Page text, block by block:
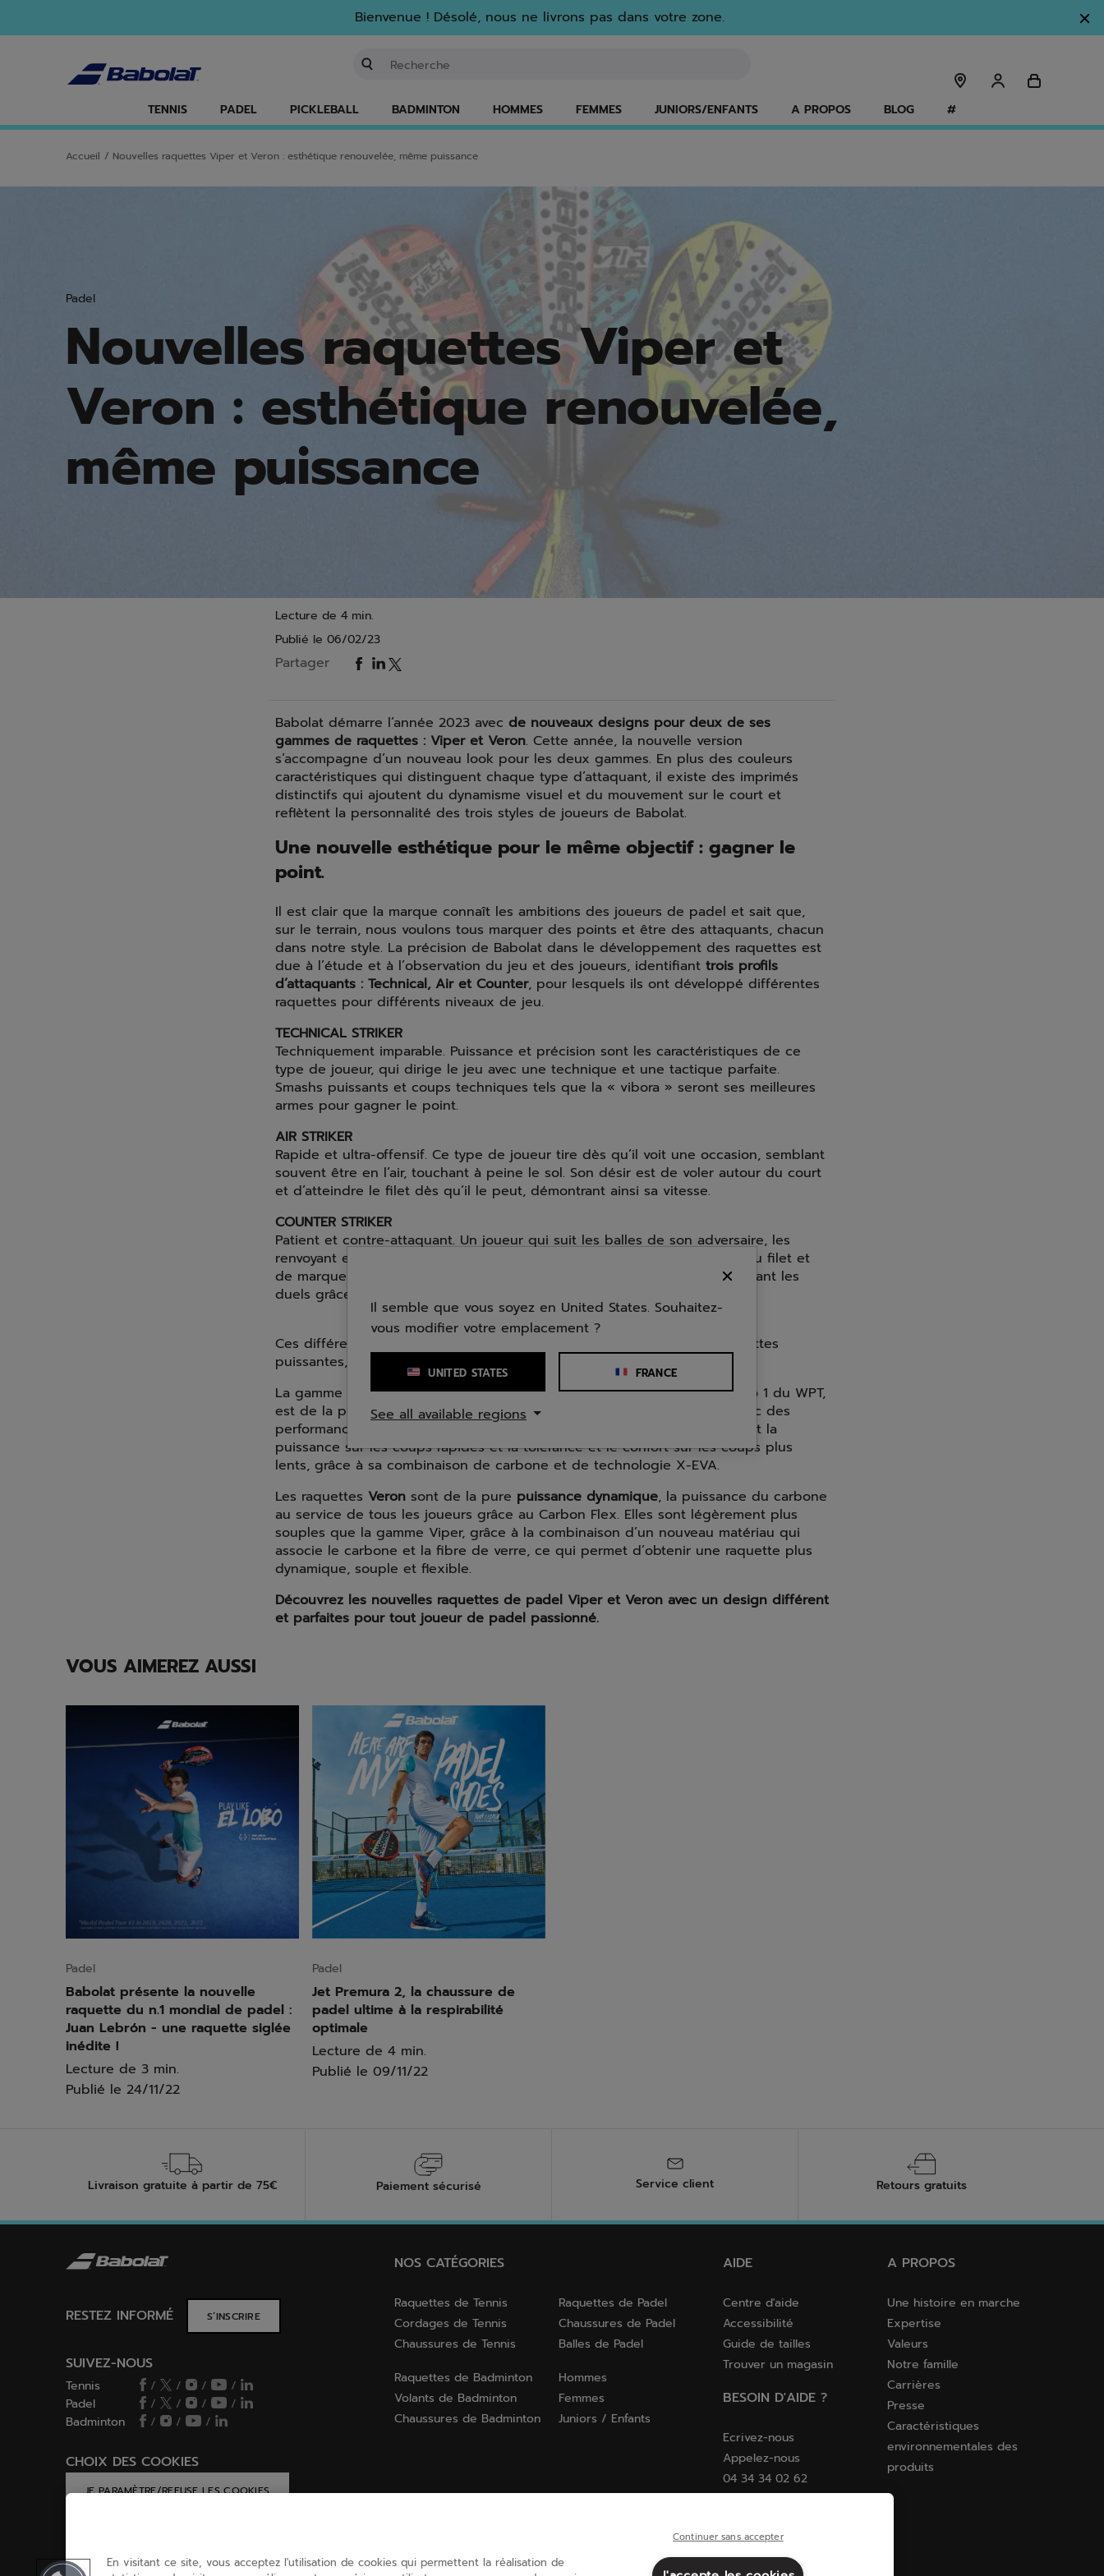
Bienvenue ! Désolé, nous ne livrons pas dans votre zone.
TENNIS PADEL PICKLEBALL BADMINTON HOMMES FEMMES JUNIORS/ENFANTS A PROPOS BLOG #
Accueil / Nouvelles raquettes Viper et Veron : esthétique renouvelée, même puissance
Padel
Nouvelles raquettes Viper et
Veron : esthétique renouvelée,
même puissance
Lecture de 4 min.
Publié le 06/02/23
Partager
Babolat démarre l’année 2023 avec de nouveaux designs pour deux de ses
gammes de raquettes : Viper et Veron. Cette année, la nouvelle version
s’accompagne d’un nouveau look pour les deux gammes. En plus des couleurs
caractéristiques qui distinguent chaque type d’attaquant, il existe des imprimés
distinctifs qui ajoutent du dynamisme visuel et du mouvement sur le court et
reflètent la personnalité des trois styles de joueurs de Babolat.
Une nouvelle esthétique pour le même objectif : gagner le
point.
Il est clair que la marque connaît les ambitions des joueurs de padel et sait que,
sur le terrain, nous voulons tous marquer des points et être des attaquants, chacun
dans notre style. La précision de Babolat dans le développement des raquettes est
due à l’étude et à l’observation du jeu et des joueurs, identifiant trois profils
d’attaquants : Technical, Air et Counter, pour lesquels ils ont développé différentes
raquettes pour différents niveaux de jeu.
TECHNICAL STRIKER
Techniquement imparable. Puissance et précision sont les caractéristiques de ce
type de joueur, qui dirige le jeu avec une technique et une tactique parfaite.
Smashs puissants et coups techniques tels que la « vibora » seront ses meilleures
armes pour gagner le point.
AIR STRIKER
Rapide et ultra-offensif. Ce type de joueur tire dès qu’il voit une occasion, semblant
souvent être en l’air, touchant à peine le sol. Son désir est de voler autour du court
et d’atteindre le filet dès qu’il le peut, démontrant ainsi sa vitesse.
COUNTER STRIKER
Patient et contre-attaquant. Un joueur qui suit les balles de son adversaire, les
renvoyant encore et encore, jusqu’à ce qu’il ait la possibilité de monter au filet et
de marquer le point. Il contrôle le jeu et épuise ses adversaires, remportant les
duels grâce à une finition solide.
Ces différents profils de joueurs se traduisent par des gammes de raquettes
puissantes, avec une version pour chaque type d’attaquant.
La gamme
Viper, utilisée par Juan Lebrón, le joueur professionnel numéro 1 du WPT,
est de la pure ingénierie et se distingue par sa
. Avec des
performances inégalées, elle est parfaite pour les joueurs qui recherchent la
puissance sur les coups rapides et la tolérance et le confort sur les coups plus
lents, grâce à sa combinaison de carbone et de technologie X-EVA.
Les raquettes Veron sont de la pure puissance dynamique, la puissance du carbone
au service de tous les joueurs grâce au Carbon Flex. Elles sont légèrement plus
souples que la gamme Viper, grâce à la combinaison d’un nouveau matériau qui
associe le carbone et la fibre de verre, ce qui permet d’obtenir une raquette plus
dynamique, souple et flexible.
Découvrez les nouvelles raquettes de padel Viper et Veron avec un design différent
et parfaites pour tout joueur de padel passionné.
VOUS AIMEREZ AUSSI
Padel
Babolat présente la nouvelle
raquette du n.1 mondial de padel :
Juan Lebrón - une raquette siglée
inédite !
Lecture de 3 min.
Publié le 24/11/22
Padel
Jet Premura 2, la chaussure de
padel ultime à la respirabilité
optimale
Lecture de 4 min.
Publié le 09/11/22
Livraison gratuite à partir de 75€ Paiement sécurisé Service client Retours gratuits
RESTEZ INFORMÉ S’INSCRIRE
SUIVEZ-NOUS
Tennis / / /
/
Padel
/ / /
/
Badminton
/ / /
CHOIX DES COOKIES
JE PARAMÈTRE/REFUSE LES COOKIES
NOS CATÉGORIES
Raquettes de Tennis
Cordages de Tennis
Chaussures de Tennis
Raquettes de Padel
Chaussures de Padel
Balles de Padel
Raquettes de Badminton
Volants de Badminton
Chaussures de Badminton
Hommes
Femmes
Juniors / Enfants
AIDE
Centre d'aide
Accessibilité
Guide de tailles
Trouver un magasin
BESOIN D'AIDE ?
Ecrivez-nous
Appelez-nous
04 34 34 02 62
A PROPOS
Une histoire en marche
Expertise
Valeurs
Notre famille
Carrières
Presse
Caractéristiques
environnementales des
produits
(français)
Il semble que vous soyez en United States. Souhaitez-
vous modifier votre emplacement ?
UNITED STATES FRANCE
See all available regions
En visitant ce site, vous acceptez l'utilisation de cookies qui permettent la réalisation de
Continuer sans accepter